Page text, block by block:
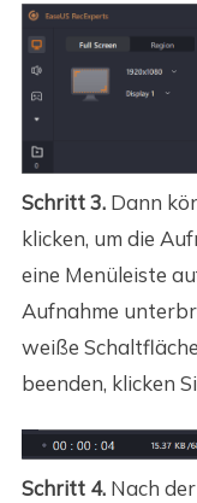
Schritt 3.Dann
klicken, um die
eine Menüleiste
Aufnahme
weiße Schaltfläche
beenden, klicken
Schritt 4.Nach